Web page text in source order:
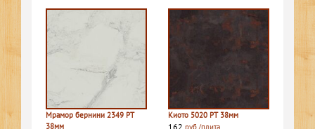
Мрамор бернини 2349 PT
38мм
Киото 5020 PT 38мм
162 руб./плита